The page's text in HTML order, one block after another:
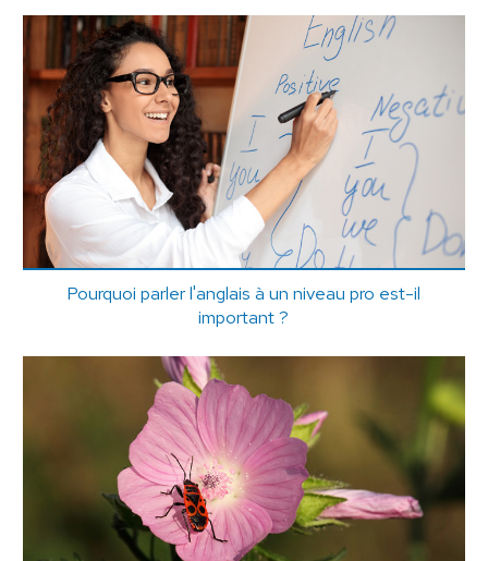
Pourquoi parler l'anglais à un niveau pro est-il
important ?